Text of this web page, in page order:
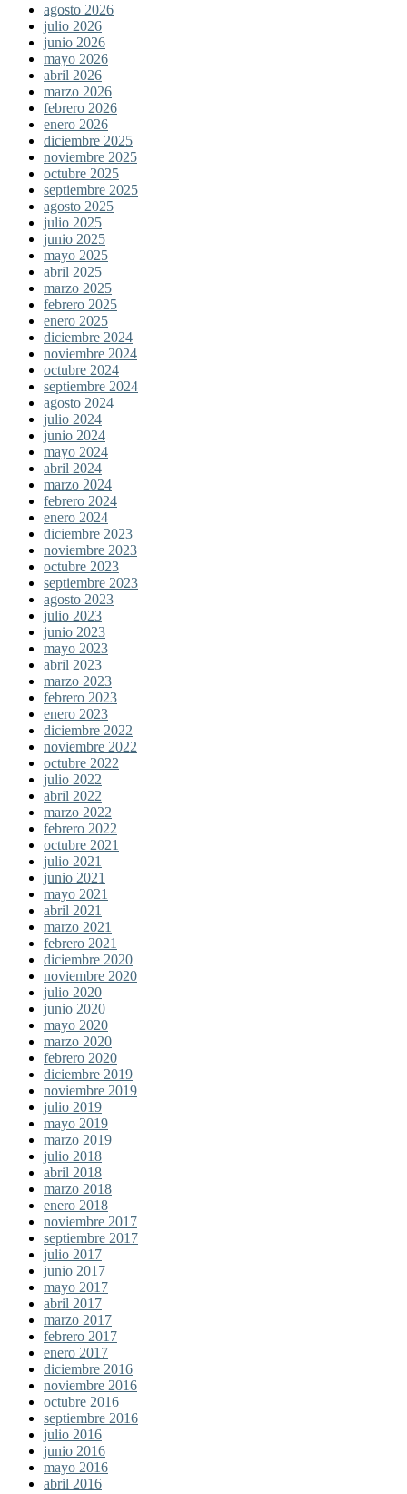
agosto 2026
julio 2026
junio 2026
mayo 2026
abril 2026
marzo 2026
febrero 2026
enero 2026
diciembre 2025
noviembre 2025
octubre 2025
septiembre 2025
agosto 2025
julio 2025
junio 2025
mayo 2025
abril 2025
marzo 2025
febrero 2025
enero 2025
diciembre 2024
noviembre 2024
octubre 2024
septiembre 2024
agosto 2024
julio 2024
junio 2024
mayo 2024
abril 2024
marzo 2024
febrero 2024
enero 2024
diciembre 2023
noviembre 2023
octubre 2023
septiembre 2023
agosto 2023
julio 2023
junio 2023
mayo 2023
abril 2023
marzo 2023
febrero 2023
enero 2023
diciembre 2022
noviembre 2022
octubre 2022
julio 2022
abril 2022
marzo 2022
febrero 2022
octubre 2021
julio 2021
junio 2021
mayo 2021
abril 2021
marzo 2021
febrero 2021
diciembre 2020
noviembre 2020
julio 2020
junio 2020
mayo 2020
marzo 2020
febrero 2020
diciembre 2019
noviembre 2019
julio 2019
mayo 2019
marzo 2019
julio 2018
abril 2018
marzo 2018
enero 2018
noviembre 2017
septiembre 2017
julio 2017
junio 2017
mayo 2017
abril 2017
marzo 2017
febrero 2017
enero 2017
diciembre 2016
noviembre 2016
octubre 2016
septiembre 2016
julio 2016
junio 2016
mayo 2016
abril 2016